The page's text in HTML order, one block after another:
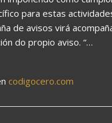
para estas
de avisos virá
do propio aviso. “…
codigocero.com